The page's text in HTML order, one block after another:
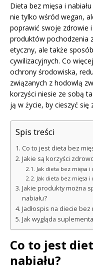
Dieta bez mięsa i
nie tylko wśród wegan,
poprawić swoje zdrowie
produktów pochodzenia
etyczny, ale także
cywilizacyjnych. Co
ochrony środowiska,
związanych z hodowlą
korzyści niesie ze sobą
ją w życie, by cieszyć
Spis treści
Co to jest dieta bez
Jakie są korzyści
Jak dieta bez mięsa i
Jak dieta bez mięsa i
Jakie produkty można
nabiału?
Jadłospis na diecie bez
Jak wygląda
Co to jest
nabiału?